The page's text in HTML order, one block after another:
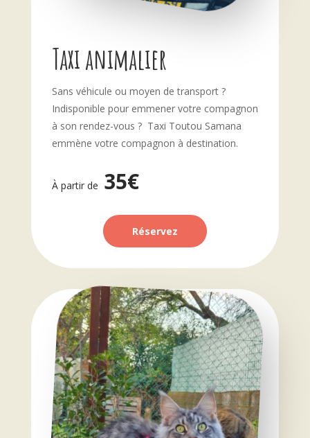
Taxi animalier
Sans véhicule ou moyen de transport ?
Indisponible pour emmener votre compagnon
à son rendez-vous ? Taxi Toutou Samana
emmène votre compagnon à destination.
À partir de 35€
Réservez